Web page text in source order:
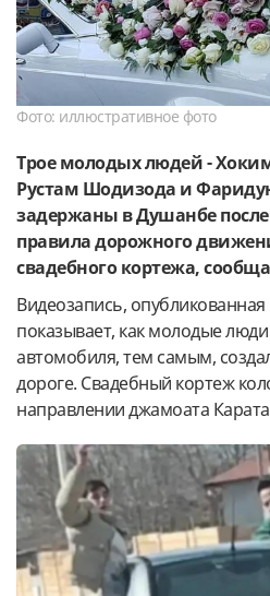
Фото: иллюстративное фото
Трое молодых людей -
Рустам Шодизода и
задержаны в Душанбе
правила дорожного
свадебного кортежа,
Видеозапись, опубликованная
показывает, как молодые
автомобиля, тем самым,
дороге. Свадебный кортеж
направлении джамоата